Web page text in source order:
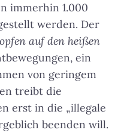
immerhin 1.000
werden. Der
auf den heißen
ein
von geringem
treibt die
erst in die „illegale
beenden will.